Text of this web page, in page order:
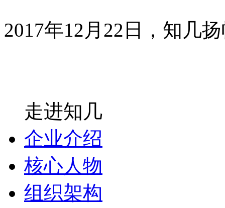
2017年12月22日，知几
走进知几
企业介绍
核心人物
组织架构